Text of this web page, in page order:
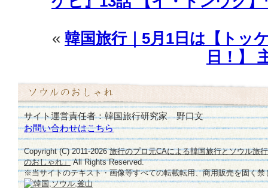
♪
« 韓国旅行｜5月1日は【トッ
日！】
サイト運営責任者：韓国旅行研究家 野口文
お問い合わせはこちら
Copyright (C) 2011-2026旅行のプロ元CAによる韓国旅行とソウル旅
のおしゃれ」All Rights Reserved.
※当サイトのテキスト・画像等すべての転載転用、商用販売を固く禁